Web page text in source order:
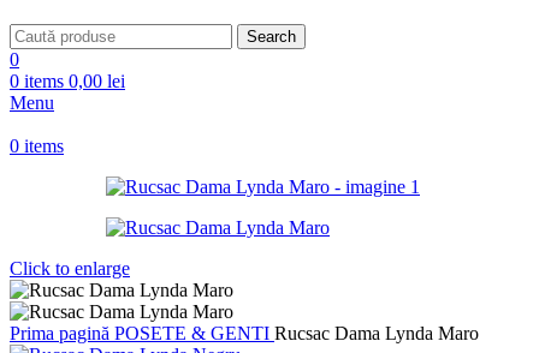
Search
0
0 items 0,00 lei
Menu
0 items
Click to enlarge
Prima pagină POSETE & GENTI Rucsac Dama Lynda Maro